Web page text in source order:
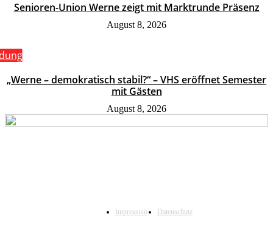
Senioren-Union Werne zeigt mit Marktrunde Präsenz
August 8, 2026
„Werne – demokratisch stabil?“ – VHS eröffnet Semester
mit Gästen
August 8, 2026
Impressum Datenschutz